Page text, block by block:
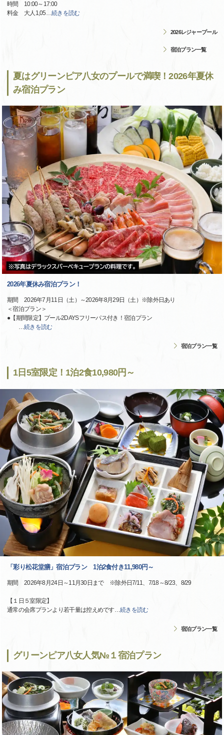
時間 10:00～17:00
料金 大人1,05…続きを読む
2026レジャープール
宿泊プラン一覧
夏はグリーンピア八女のプールで満喫！2026年夏休
み宿泊プラン
2026年夏休み宿泊プラン！
期間 2026年7月11日（土）～2026年8月29日（土）※除外日あり
＜宿泊プラン＞
●【期間限定】プール2DAYSフリーパス付き！宿泊プラン
…続きを読む
宿泊プラン一覧
1日5室限定！1泊2食10,980円～
「彩り松花堂膳」宿泊プラン 1泊2食付き11,980円～
期間 2026年8月24日～11月30日まで ※除外日7/11、7/18～8/23、8/29
【１日５室限定】
通常の会席プランより若干量は控えめです…続きを読む
宿泊プラン一覧
グリーンピア八女人気№１宿泊プラン